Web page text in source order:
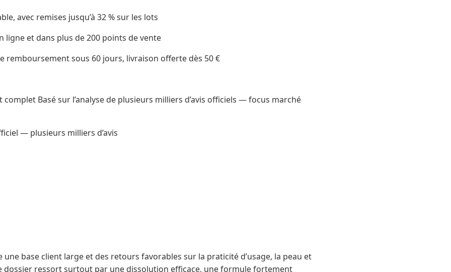
avec remises jusqu’à 32 % sur les lots
ligne et dans plus de 200 points de vente
remboursement sous 60 jours, livraison offerte dès 50 €
Basé sur l’analyse de plusieurs milliers d’avis officiels — focus marché
— plusieurs milliers d’avis
une base client large et des retours favorables sur la praticité d’usage, la peau et
dossier ressort surtout par une dissolution efficace, une formule fortement